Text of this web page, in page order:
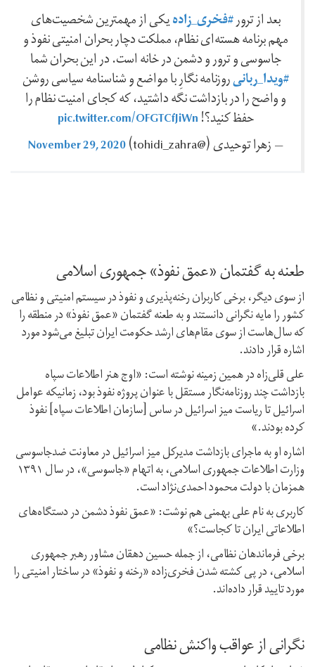
بعد از ترور#فخری_زادهیکی از مهمترین شخصیت‌های
مهم برنامه هسته‌ای نظام، مملکت دچار بحران امنیتی نفوذ و
جاسوسی و ترور و دشمن در خانه است. در این بحران شما
#ویدا_ربانیروزنامه نگارِ با مواضع و شناسنامه سیاسی روشن
و واضح را در بازداشت نگه داشتید، که کجای امنیت نظام را
حفظ کنید؟!pic.twitter.com/OFGTCfJiWn
— زهرا توحیدی (@tohidi_zahra) November 29, 2020
طعنه به گفتمان «عمق نفوذ» جمهوری اسلامی
از سوی دیگر، برخی کاربران رخنه‌پذیری و نفوذ در سیستم امنیتی و نظامی
کشور را مایه نگرانی دانستند و به طعنه گفتمان «عمق نفوذ» در منطقه را
که سال‌هاست از سوی مقام‌های ارشد حکومت ایران تبلیغ می‌شود مورد
اشاره قرار دادند.
علی قلی‌زاه در همین زمینه نوشته است: «اوج هنر اطلاعات سپاه
بازداشت چند روزنامه‌نگار مستقل با عنوان پروژه نفوذ بود،‌ زمانیکه عوامل
اسرائیل تا ریاست میز اسرائیل در ساس [سازمان اطلاعات سپاه] نفوذ
کرده بودند.»
اشاره او به ماجرای بازداشت مدیرکل میز اسرائیل در معاونت ضدجاسوسی
وزارت اطلاعات جمهوری اسلامی، به اتهام «جاسوسی»، در سال ۱۳۹۱
همزمان با دولت محمود احمدی‌نژاد است.
کاربری به نام علی بهمنی هم نوشت: «عمق نفوذ دشمن در دستگاه‌های
اطلاعاتی ایران تا کجاست؟»
برخی فرماندهان نظامی، از جمله حسین دهقان مشاور رهبر جمهوری
اسلامی،‌ در پی کشته شدن فخری‌زاده «رخنه و نفوذ» در ساختار امنیتی را
مورد تایید قرار داده‌اند.
نگرانی از عواقب واکنش نظامی